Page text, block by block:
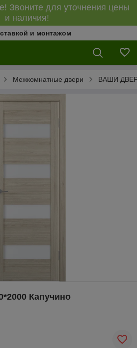
Звоните для уточнения цены
и наличия!
и монтажом
Межкомнатные двери ВАШИ
Капучино